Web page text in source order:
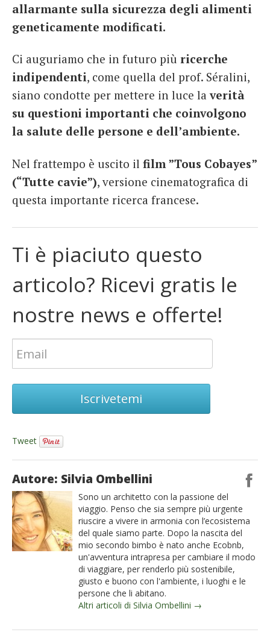
allarmante sulla sicurezza degli alimenti
geneticamente modificati.
Ci auguriamo che in futuro più ricerche
indipendenti, come quella del prof. Séralini,
siano condotte per mettere in luce laverità
su questioni importanti che coinvolgono
la salute delle persone e dell’ambiente.
Nel frattempo è uscito il film ”Tous Cobayes”
(“Tutte cavie”), versione cinematografica di
questa importante ricerca francese.
Ti è piaciuto questo
articolo? Ricevi gratis le
nostre news e offerte!
Iscrivetemi
Tweet
Autore: Silvia Ombellini
Sono un architetto con la passione del
viaggio. Penso che sia sempre più urgente
riuscire a vivere in armonia con l’ecosistema
del quale siamo parte. Dopo la nascita del
mio secondo bimbo è nato anche Ecobnb,
un'avventura intrapresa per cambiare il modo
di viaggiare, per renderlo più sostenibile,
giusto e buono con l'ambiente, i luoghi e le
persone che li abitano.
Altri articoli di Silvia Ombellini →